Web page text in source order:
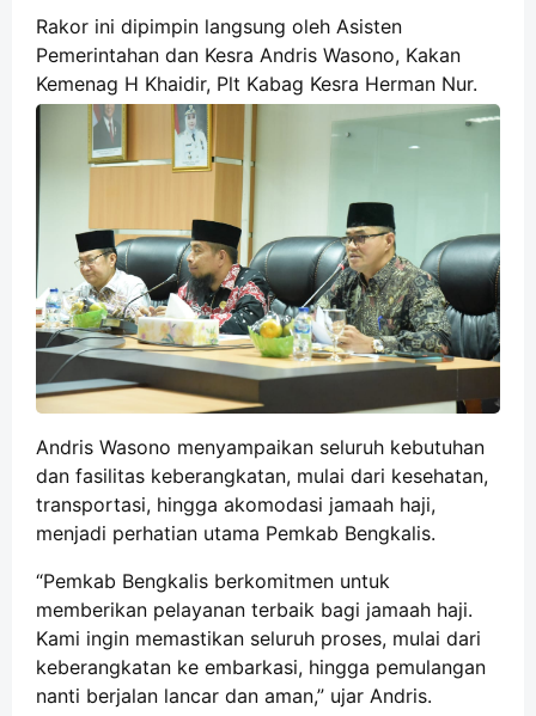
Rakor ini dipimpin langsung oleh Asisten
Pemerintahan dan Kesra Andris Wasono, Kakan
Kemenag H Khaidir, Plt Kabag Kesra Herman Nur.
Andris Wasono menyampaikan seluruh kebutuhan
dan fasilitas keberangkatan, mulai dari kesehatan,
transportasi, hingga akomodasi jamaah haji,
menjadi perhatian utama Pemkab Bengkalis.
“Pemkab Bengkalis berkomitmen untuk
memberikan pelayanan terbaik bagi jamaah haji.
Kami ingin memastikan seluruh proses, mulai dari
keberangkatan ke embarkasi, hingga pemulangan
nanti berjalan lancar dan aman,” ujar Andris.